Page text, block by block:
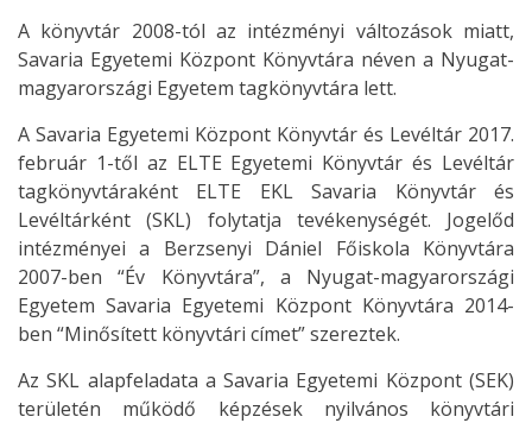
A könyvtár 2008-tól az intézményi változások miatt,
Savaria Egyetemi Központ Könyvtára néven a Nyugat-
magyarországi Egyetem tagkönyvtára lett.
A Savaria Egyetemi Központ Könyvtár és Levéltár 2017.
február 1-től az ELTE Egyetemi Könyvtár és Levéltár
tagkönyvtáraként ELTE EKL Savaria Könyvtár és
Levéltárként (SKL) folytatja tevékenységét. Jogelőd
intézményei a Berzsenyi Dániel Főiskola Könyvtára
2007-ben “Év Könyvtára”, a Nyugat-magyarországi
Egyetem Savaria Egyetemi Központ Könyvtára 2014-
ben “Minősített könyvtári címet” szereztek.
Az SKL alapfeladata a Savaria Egyetemi Központ (SEK)
területén működő képzések nyilvános könyvtári